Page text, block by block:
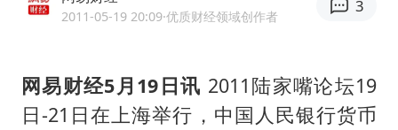
《龙餐馆》 冲奖
上门女婿出轨女邻居多年被判重婚罪
世界第1特鲁姆普斯诺克中国赛一轮游
2011-05-19 20:09·优质财经领域创作者
3
网易财经5月19日讯 2011陆家嘴论坛19
日-21日在上海举行，中国人民银行货币